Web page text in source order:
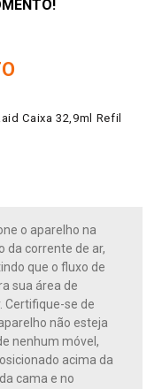
Caixa 32,9ml Refil
o aparelho na
da corrente de ar,
que o fluxo de
sua área de
Certifique-se de
não esteja
nenhum móvel,
acima da
cama e no